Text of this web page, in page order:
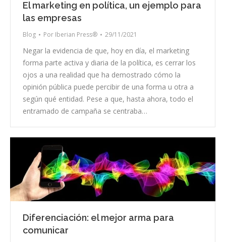
El marketing en política, un ejemplo para
las empresas
Blog Por Iberian Press® 29/11/2021
Negar la evidencia de que, hoy en día, el marketing
forma parte activa y diaria de la política, es cerrar los
ojos a una realidad que ha demostrado cómo la
opinión pública puede percibir de una forma u otra a
según qué entidad. Pese a que, hasta ahora, todo el
entramado de campaña se centraba…
Diferenciación: el mejor arma para
comunicar